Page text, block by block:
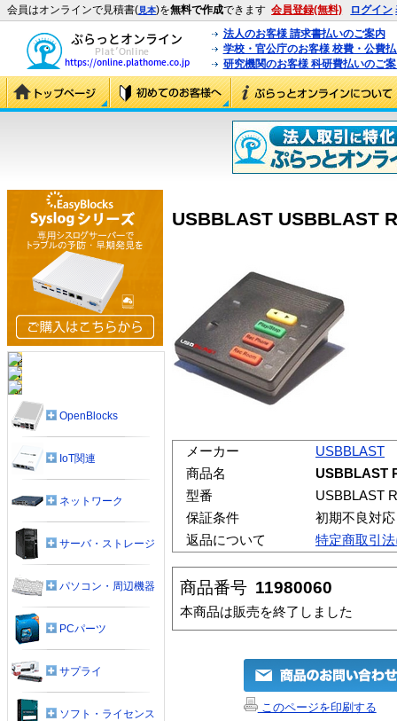
会員はオンラインで見積書(見本)を無料で作成できます 会員登録(無料) ログイン
法人のお客様 請求書払いのご案内
学校・官公庁のお客様 校費・公費
研究機関のお客様 科研費払いのご
USBBLAST USBBLAST
メーカー
USBBLAST
商品名
USBBLAST
型番
USBBLAST
保証条件
初期不良対
返品について
特定商取引
商品番号 11980060
本商品は販売を終了しました
このページを印刷する
OpenBlocks
IoT関連
ネットワーク
サーバ・ストレージ
パソコン・周辺機器
PCパーツ
サプライ
ソフト・ライセンス